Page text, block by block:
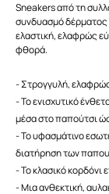
Sneakers από τη
συνδυασμό
ελαστική, ελαφρώς
φθορά.
- Στρογγυλή,
- Το ενισχυτικό
μέσα στο παπούτσι
- Το υφασμάτινο
διατήρηση των
- Το κλασικό κορδόνι
- Μια ανθεκτική,